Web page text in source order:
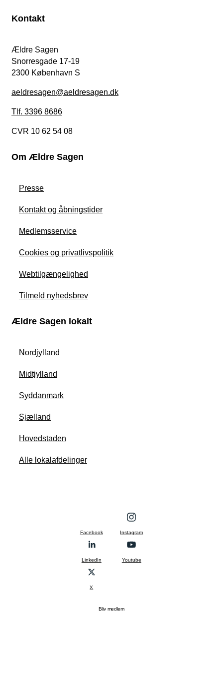
Kontakt
Ældre Sagen
Snorresgade 17-19
2300 København S
aeldresagen@aeldresagen.dk
Tlf. 3396 8686
CVR 10 62 54 08
Om Ældre Sagen
Presse
Kontakt og åbningstider
Medlemsservice
Cookies og privatlivspolitik
Webtilgængelighed
Tilmeld nyhedsbrev
Ældre Sagen lokalt
Nordjylland
Midtjylland
Syddanmark
Sjælland
Hovedstaden
Alle lokalafdelinger
Facebook Instagram
LinkedIn Youtube
X
Bliv medlem